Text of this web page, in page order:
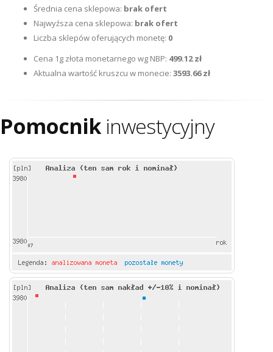
Średnia cena sklepowa: brak ofert
Najwyźsza cena sklepowa: brak ofert
Liczba sklepów oferujących monetę: 0
Cena 1g złota monetarnego wg NBP: 499.12 zł
Aktualna wartość kruszcu w monecie: 3593.66 zł
Pomocnikinwestycyjny